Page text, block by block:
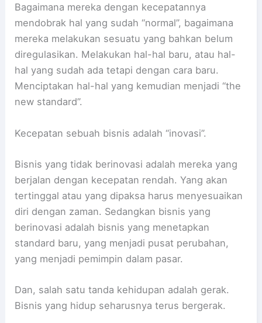
Bagaimana mereka dengan kecepatannya
mendobrak hal yang sudah “normal”, bagaimana
mereka melakukan sesuatu yang bahkan belum
diregulasikan. Melakukan hal-hal baru, atau hal-
hal yang sudah ada tetapi dengan cara baru.
Menciptakan hal-hal yang kemudian menjadi “the
new standard”.
Kecepatan sebuah bisnis adalah “inovasi”.
Bisnis yang tidak berinovasi adalah mereka yang
berjalan dengan kecepatan rendah. Yang akan
tertinggal atau yang dipaksa harus menyesuaikan
diri dengan zaman. Sedangkan bisnis yang
berinovasi adalah bisnis yang menetapkan
standard baru, yang menjadi pusat perubahan,
yang menjadi pemimpin dalam pasar.
Dan, salah satu tanda kehidupan adalah gerak.
Bisnis yang hidup seharusnya terus bergerak.